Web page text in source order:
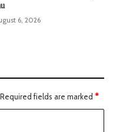
6, 2026
Required fields are marked *